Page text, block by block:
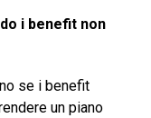
i benefit non
se i benefit
un piano